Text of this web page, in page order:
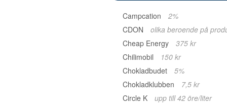
Campcation
2%
CDON
olika beroende på
Cheap Energy
375 kr
Chilimobil
150 kr
Chokladbudet
5%
Chokladklubben
7,5 kr
Circle K
upp till 42 öre/liter